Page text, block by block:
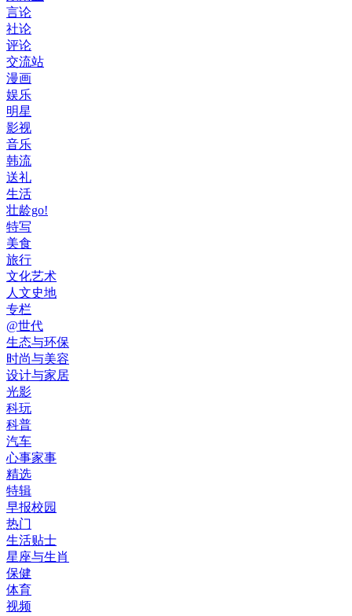
言论
社论
评论
交流站
漫画
娱乐
明星
影视
音乐
韩流
送礼
生活
壮龄go!
特写
美食
旅行
文化艺术
人文史地
专栏
@世代
生态与环保
时尚与美容
设计与家居
光影
科玩
科普
汽车
心事家事
精选
特辑
早报校园
热门
生活贴士
星座与生肖
保健
体育
视频